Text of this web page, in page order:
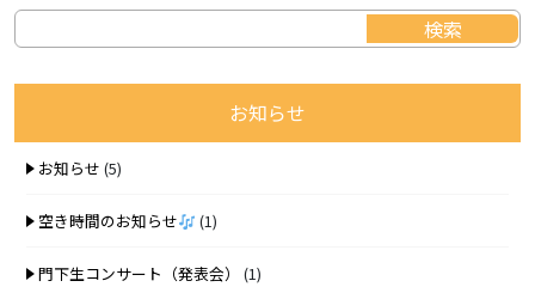
お知らせ
お知らせ (5)
空き時間のお知らせ (1)
門下生コンサート（発表会） (1)